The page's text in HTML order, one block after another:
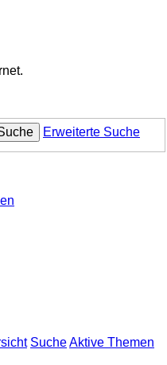
Erweiterte Suche
SucheAktive Themen